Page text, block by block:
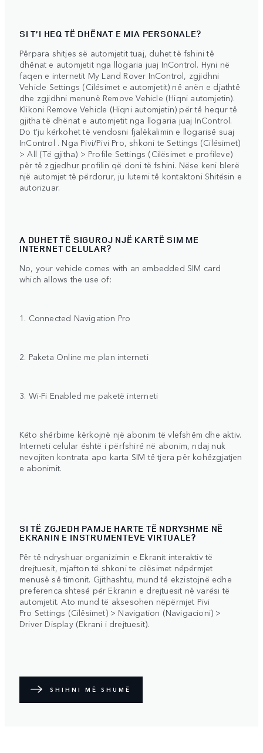
SI T’I HEQ TË DHËNAT E MIA PERSONALE?
Përpara shitjes së automjetit tuaj, duhet të fshini të
dhënat e automjetit nga llogaria juaj InControl. Hyni në
faqen e internetit My Land Rover InControl, zgjidhni
Vehicle Settings (Cilësimet e automjetit) në anën e djathtë
dhe zgjidhni menunë Remove Vehicle (Hiqni automjetin).
Klikoni Remove Vehicle (Hiqni automjetin) për të hequr të
gjitha të dhënat e automjetit nga llogaria juaj InControl.
Do t’ju kërkohet të vendosni fjalëkalimin e llogarisë suaj
InControl . Nga Pivi/Pivi Pro, shkoni te Settings (Cilësimet)
> All (Të gjitha) > Profile Settings (Cilësimet e profileve)
për të zgjedhur profilin që doni të fshini. Nëse keni blerë
një automjet të përdorur, ju lutemi të kontaktoni Shitësin e
autorizuar.
A DUHET TË SIGUROJ NJË KARTË SIM ME
INTERNET CELULAR?
No, your vehicle comes with an embedded SIM card
which allows the use of:
1. Connected Navigation Pro
2. Paketa Online me plan interneti
3. Wi-Fi Enabled me paketë interneti
Këto shërbime kërkojnë një abonim të vlefshëm dhe aktiv.
Interneti celular është i përfshirë në abonim, ndaj nuk
nevojiten kontrata apo karta SIM të tjera për kohëzgjatjen
e abonimit.
SI TË ZGJEDH PAMJE HARTE TË NDRYSHME NË
EKRANIN E INSTRUMENTEVE VIRTUALE?
Për të ndryshuar organizimin e Ekranit interaktiv të
drejtuesit, mjafton të shkoni te cilësimet nëpërmjet
menusë së timonit. Gjithashtu, mund të ekzistojnë edhe
preferenca shtesë për Ekranin e drejtuesit në varësi të
automjetit. Ato mund të aksesohen nëpërmjet Pivi
Pro Settings (Cilësimet) > Navigation (Navigacioni) >
Driver Display (Ekrani i drejtuesit).
SHIHNI MË SHUMË